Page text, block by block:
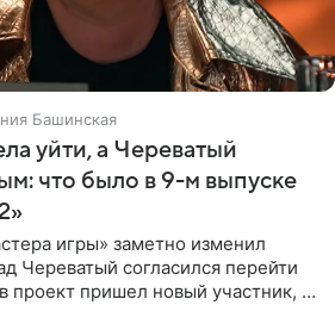
Башинская
уйти, а Череватый
что было в 9-м выпуске
игры» заметно изменил
Череватый согласился перейти
проект пришел новый участник, а